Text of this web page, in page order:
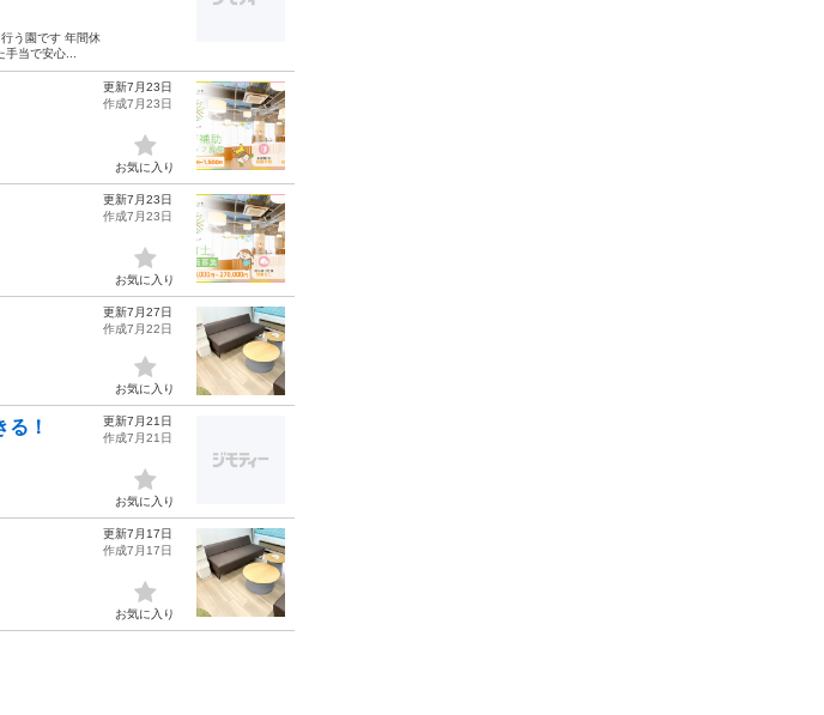
う園です 年間休
当で安心...
更新7月23日
作成7月23日
お気に入り
更新7月23日
作成7月23日
お気に入り
更新7月27日
作成7月22日
お気に入り
！
更新7月21日
作成7月21日
お気に入り
更新7月17日
作成7月17日
お気に入り